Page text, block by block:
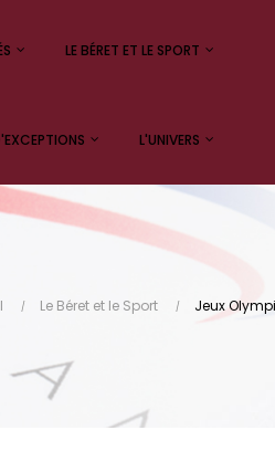
LE BÉRET ET LE SPORT
L'UNIVERS
Le Béret et le Sport Jeux